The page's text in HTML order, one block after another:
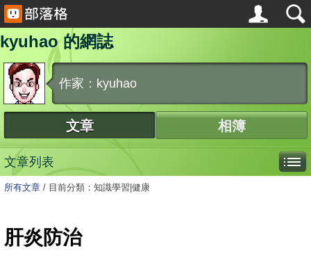
kyuhao 的網誌
作家：kyuhao
文章 相簿
文章列表
所有文章 / 目前分類：知識學習|健康
肝炎防治